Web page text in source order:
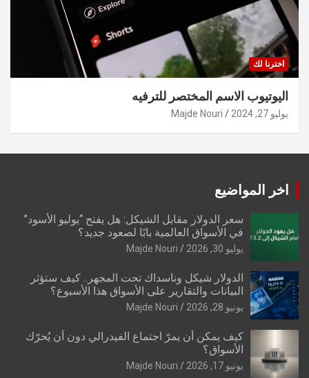
اخترنا لك
اليوتيوب الاسم المختصر للترفيه
يوليو 27, 2024 Majde Nouri
اخر المواضيع
سعر الدولار مقابل الشيكل: هل يفتح “يوليو الأسود”
في الأسواق العالمية بابًا لصعود جديد؟
يوليو 30, 2026 Majde Nouri
الدولار شيكل وناسداك تحت المجهر.. كيف ستؤثر
البيانات والتقارير على الأسواق هذا الأسبوع؟
يونيو 28, 2026 Majde Nouri
كيف يمكن أن يمرّ اجتماع الفيدرالي دون أن يُحرّك
الأسواق؟
يونيو 17, 2026 Majde Nouri